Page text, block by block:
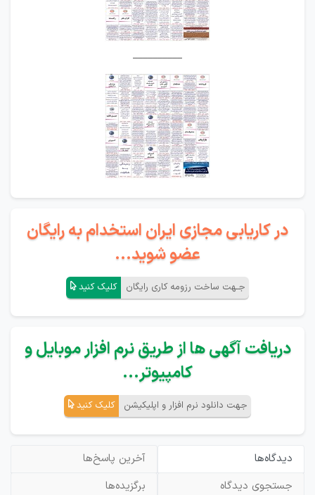
__________
در کاریابی مجازی ایران استخدام به رایگان
عضو شوید...
جـهت ساخت رزومه کاری رایگان کلیک کنید
دریافت آگهی ها از طریق نرم افزار موبایل و
کامپیوتر...
جهت دانلود نرم افزار و اپلیکیشن کلیک کنید
دیدگاه‌ها
آخرین پاسخ‌ها
جستجوی دیدگاه
برگزیده‌ها